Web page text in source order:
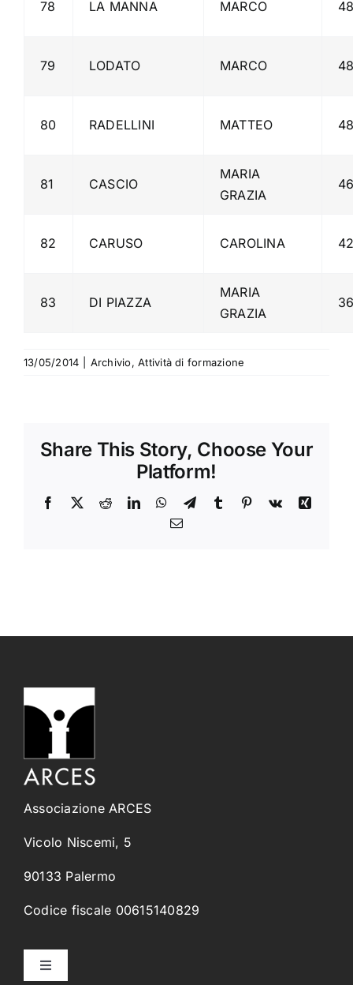
78 LA MANNA MARCO
79 LODATO MARCO
80 RADELLINI MATTEO
81 CASCIO
MARIA
GRAZIA
82 CARUSO CAROLINA
83 DI PIAZZA
MARIA
GRAZIA
13/05/2014 Archivio,Attività di formazione
Share This Story, Choose Your
Platform!
Facebook
X RedditLinkedInWhatsApp
TelegramTumblr Pinterest
Vk
Xing
Email
Associazione ARCES
Vicolo Niscemi, 5
90133 Palermo
Codice fiscale 00615140829
Toggle